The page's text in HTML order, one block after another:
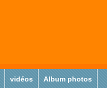
vidéos Album photos